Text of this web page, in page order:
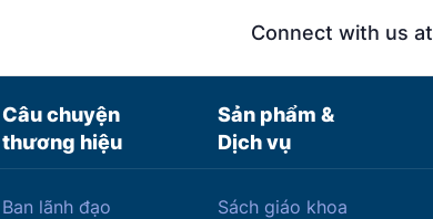
Connect with us at
Câu chuyện
thương hiệu
Sản phẩm &
Dịch vụ
Ban lãnh đạo
Sách giáo khoa